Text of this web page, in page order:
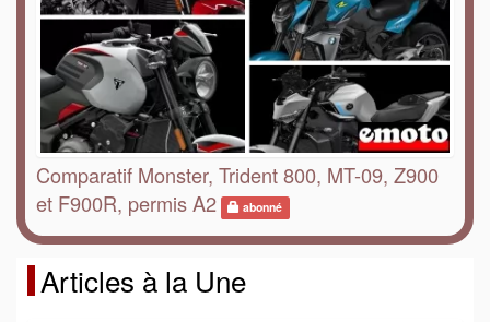
Comparatif Monster, Trident 800, MT-09, Z900
et F900R, permis A2
abonné
Articles à la Une